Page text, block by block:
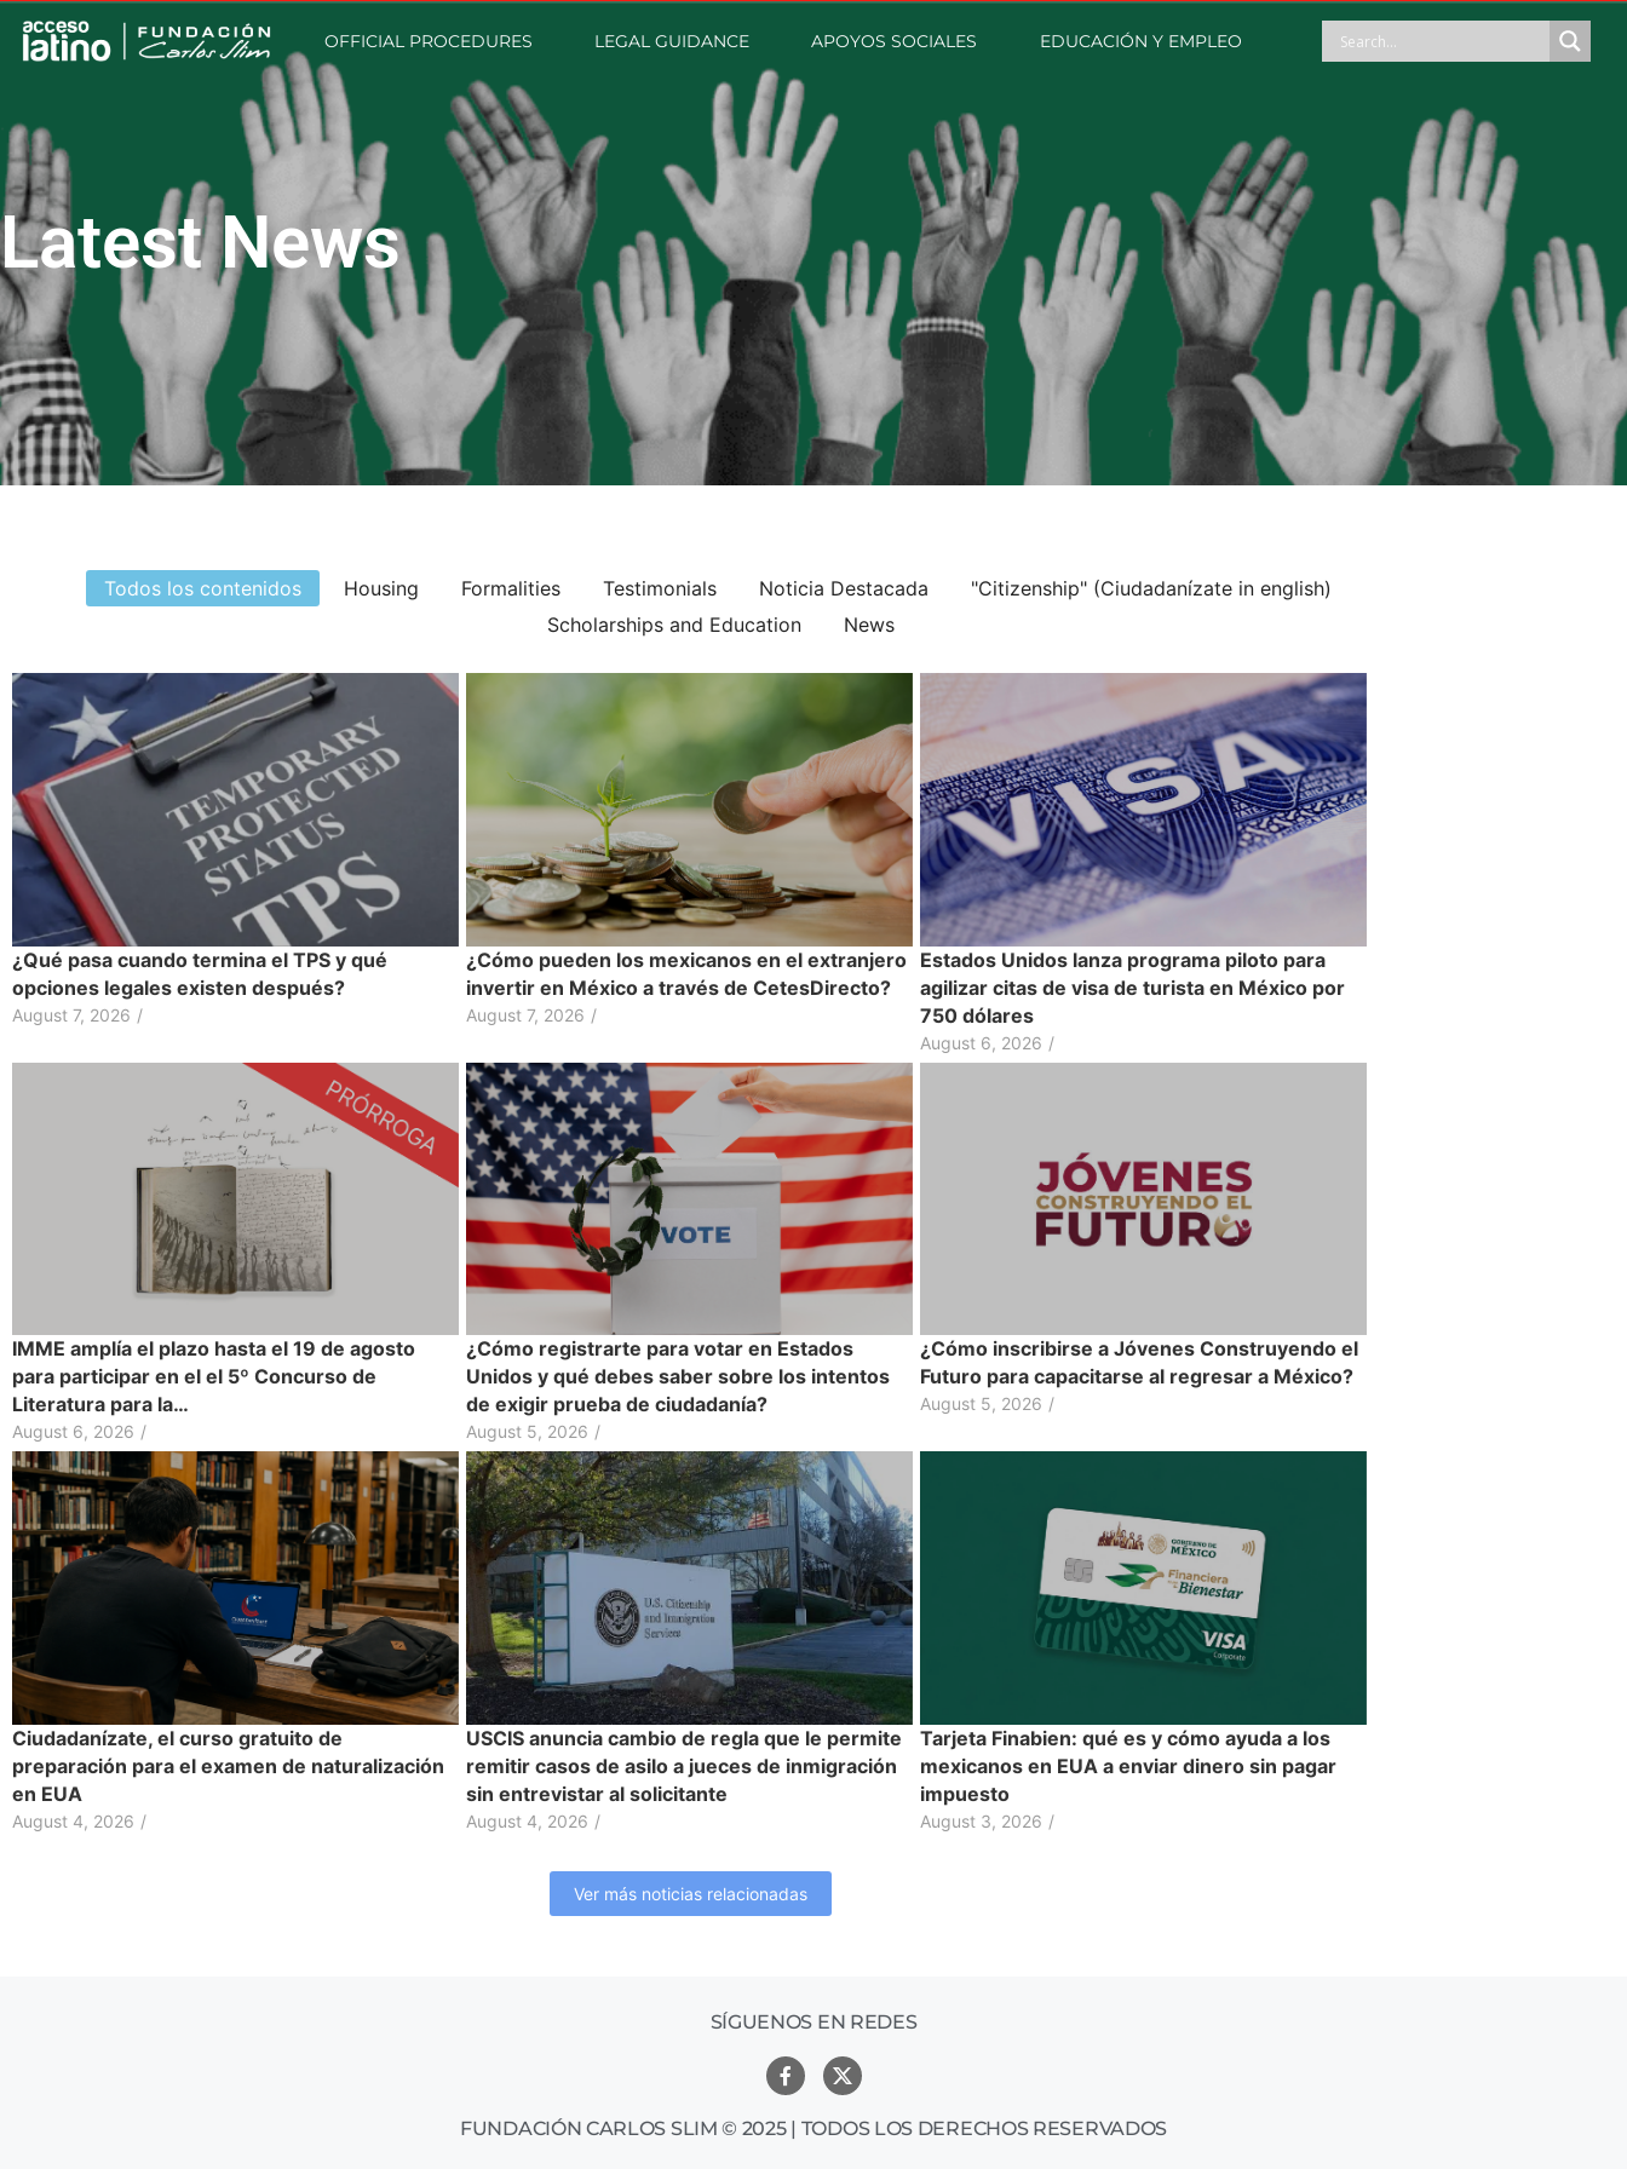
OFFICIAL PROCEDURES LEGAL GUIDANCE APOYOS SOCIALES EDUCACIÓN Y EMPLEO
Latest News
Todos los contenidos Housing Formalities Testimonials Noticia Destacada
"Citizenship" (Ciudadanízate in english)
Scholarships and Education
News
¿Qué pasa cuando termina el TPS y qué
opciones legales existen después?
August 7, 2026 /
¿Cómo pueden los mexicanos en el extranjero
invertir en México a través de CetesDirecto?
August 7, 2026 /
Estados Unidos lanza programa piloto para
agilizar citas de visa de turista en México por
750 dólares
August 6, 2026 /
IMME amplía el plazo hasta el 19 de agosto
para participar en el el 5º Concurso de
Literatura para la…
August 6, 2026 /
¿Cómo registrarte para votar en Estados
Unidos y qué debes saber sobre los intentos
de exigir prueba de ciudadanía?
August 5, 2026 /
¿Cómo inscribirse a Jóvenes Construyendo el
Futuro para capacitarse al regresar a México?
August 5, 2026 /
Ciudadanízate, el curso gratuito de
preparación para el examen de naturalización
en EUA
August 4, 2026 /
USCIS anuncia cambio de regla que le permite
remitir casos de asilo a jueces de inmigración
sin entrevistar al solicitante
August 4, 2026 /
Tarjeta Finabien: qué es y cómo ayuda a los
mexicanos en EUA a enviar dinero sin pagar
impuesto
August 3, 2026 /
Ver más noticias relacionadas
SÍGUENOS EN REDES
FUNDACIÓN CARLOS SLIM © 2025 | TODOS LOS DERECHOS RESERVADOS